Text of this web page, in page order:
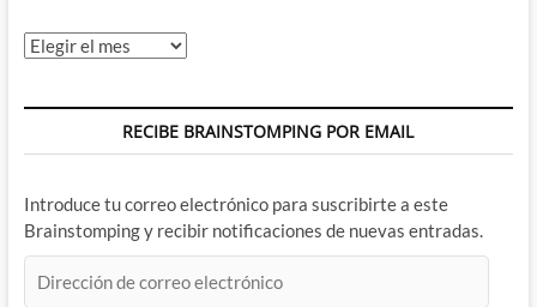
Archivos
RECIBE BRAINSTOMPING POR EMAIL
Introduce tu correo electrónico para suscribirte a este
Brainstomping y recibir notificaciones de nuevas entradas.
de